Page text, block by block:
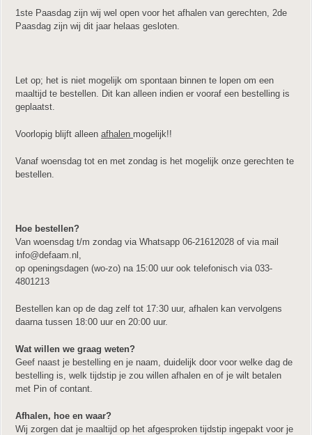
1 ste Paasdag zijn wij wel open voor het afhalen van gerechten, 2de
Paasdag zijn wij dit jaar helaas gesloten.
Let op; het is niet mogelijk om spontaan binnen te lopen om een
maaltijd te bestellen. Dit kan alleen indien er vooraf een bestelling is
geplaatst.
Voorlopig blijft alleen afhalen mogelijk!!
Vanaf woensdag tot en met zondag is het mogelijk onze gerechten te
bestellen.
Hoe bestellen?
Van woensdag t/m zondag via Whatsapp 06-21612028 of via mail
info@defaam.nl,
op openingsdagen (wo-zo) na 15:00 uur ook telefonisch via 033-
4801213
Bestellen kan op de dag zelf tot 17:30 uur, afhalen kan vervolgens
daarna tussen 18:00 uur en 20:00 uur.
Wat willen we graag weten?
Geef naast je bestelling en je naam, duidelijk door voor welke dag de
bestelling is, welk tijdstip je zou willen afhalen en of je wilt betalen
met Pin of contant.
Afhalen, hoe en waar?
Wij zorgen dat je maaltijd op het afgesproken tijdstip ingepakt voor je